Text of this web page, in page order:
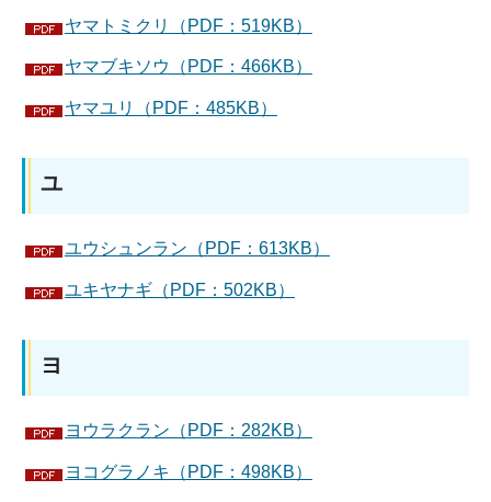
ヤマトミクリ（PDF：519KB）
ヤマブキソウ（PDF：466KB）
ヤマユリ（PDF：485KB）
ユ
ユウシュンラン（PDF：613KB）
ユキヤナギ（PDF：502KB）
ヨ
ヨウラクラン（PDF：282KB）
ヨコグラノキ（PDF：498KB）